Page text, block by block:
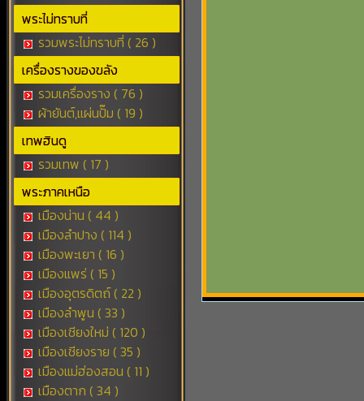
พระไม่ทราบที่
รวมพระไม่ทราบที่ ( 26 )
เครื่องรางของขลัง
รวมเครื่องราง ( 76 )
ผ้ายันต์,แผ่นปั๊ม ( 19 )
เทพฮินดู
รวมเทพ ( 17 )
พระภาคเหนือ
เมืองน่าน ( 44 )
เมืองลำปาง ( 114 )
เมืองพะเยา ( 16 )
เมืองแพร่ ( 15 )
เมืองอุตรดิตถ์ ( 22 )
เมืองลำพูน ( 33 )
เมืองเชียงใหม่ ( 120 )
เมืองเชียงราย ( 35 )
เมืองแม่ฮ่องสอน ( 11 )
เมืองตาก ( 34 )